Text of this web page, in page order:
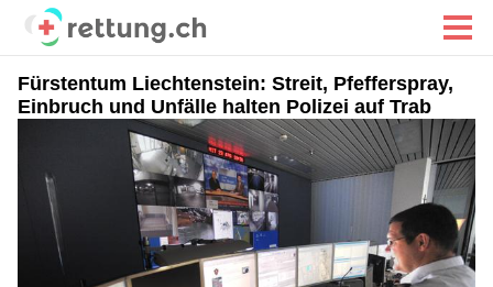
Fürstentum Liechtenstein: Streit, Pfefferspray,
Einbruch und Unfälle halten Polizei auf Trab